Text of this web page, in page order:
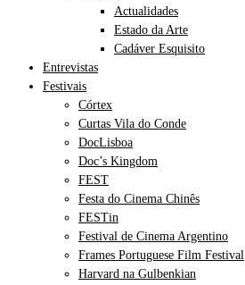
Actualidades
Estado da Arte
Cadáver Esquisito
Entrevistas
Festivais
Córtex
Curtas Vila do Conde
DocLisboa
Doc’s Kingdom
FEST
Festa do Cinema Chinês
FESTin
Festival de Cinema Argentino
Frames Portuguese Film Festival
Harvard na Gulbenkian